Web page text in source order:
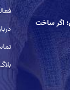
اگر ساخت